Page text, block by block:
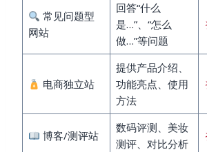
常见问题型
网站
回答“什么
是…”、“怎么
做…”等问题
电商独立站
提供产品介绍、
功能亮点、使用
方法
博客/测评站
数码评测、美妆
测评、对比分析